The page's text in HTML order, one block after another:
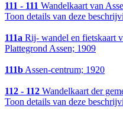
111 - 111 Wandelkaart van
Toon details van deze
111a Rij- wandel en fietskaart
Plattegrond Assen; 1909
111bAssen-centrum; 1920
112 - 112 Wandelkaart der
Toon details van deze